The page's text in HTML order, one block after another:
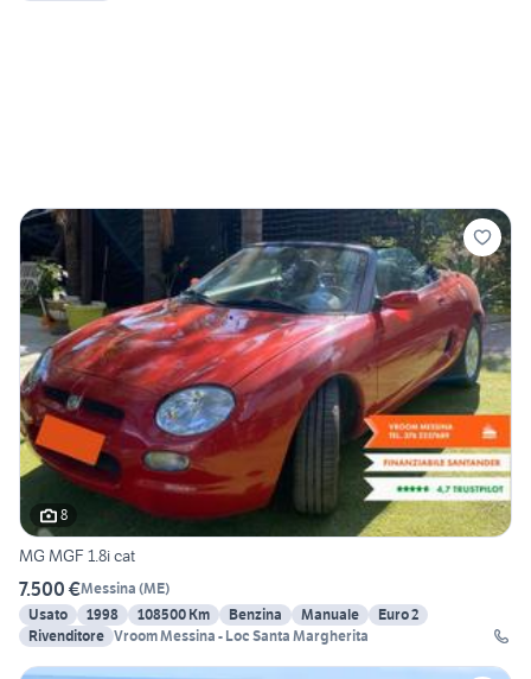
8
MG MGF 1.8i cat
7.500 €Messina (ME)
Usato
1998 108500 Km Benzina Manuale
Euro 2
Rivenditore Vroom Messina - Loc Santa Margherita